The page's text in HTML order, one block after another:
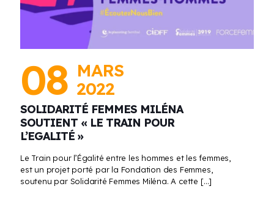
08 MARS
2022
SOLIDARITÉ FEMMES MILÉNA
SOUTIENT « LE TRAIN POUR
L’EGALITÉ »
Le Train pour l’Égalité entre les hommes et les femmes,
est un projet porté par la Fondation des Femmes,
soutenu par Solidarité Femmes Miléna. A cette […]